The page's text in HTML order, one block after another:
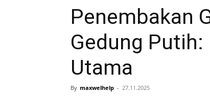
Penembakan
Gedung
Utama
By maxwelhelp - 27.11.2025